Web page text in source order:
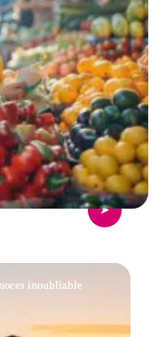
inoubliable